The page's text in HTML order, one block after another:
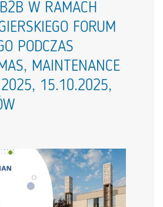
W RAMACH
FORUM
PODCZAS
MAINTENANCE
2025, 15.10.2025,